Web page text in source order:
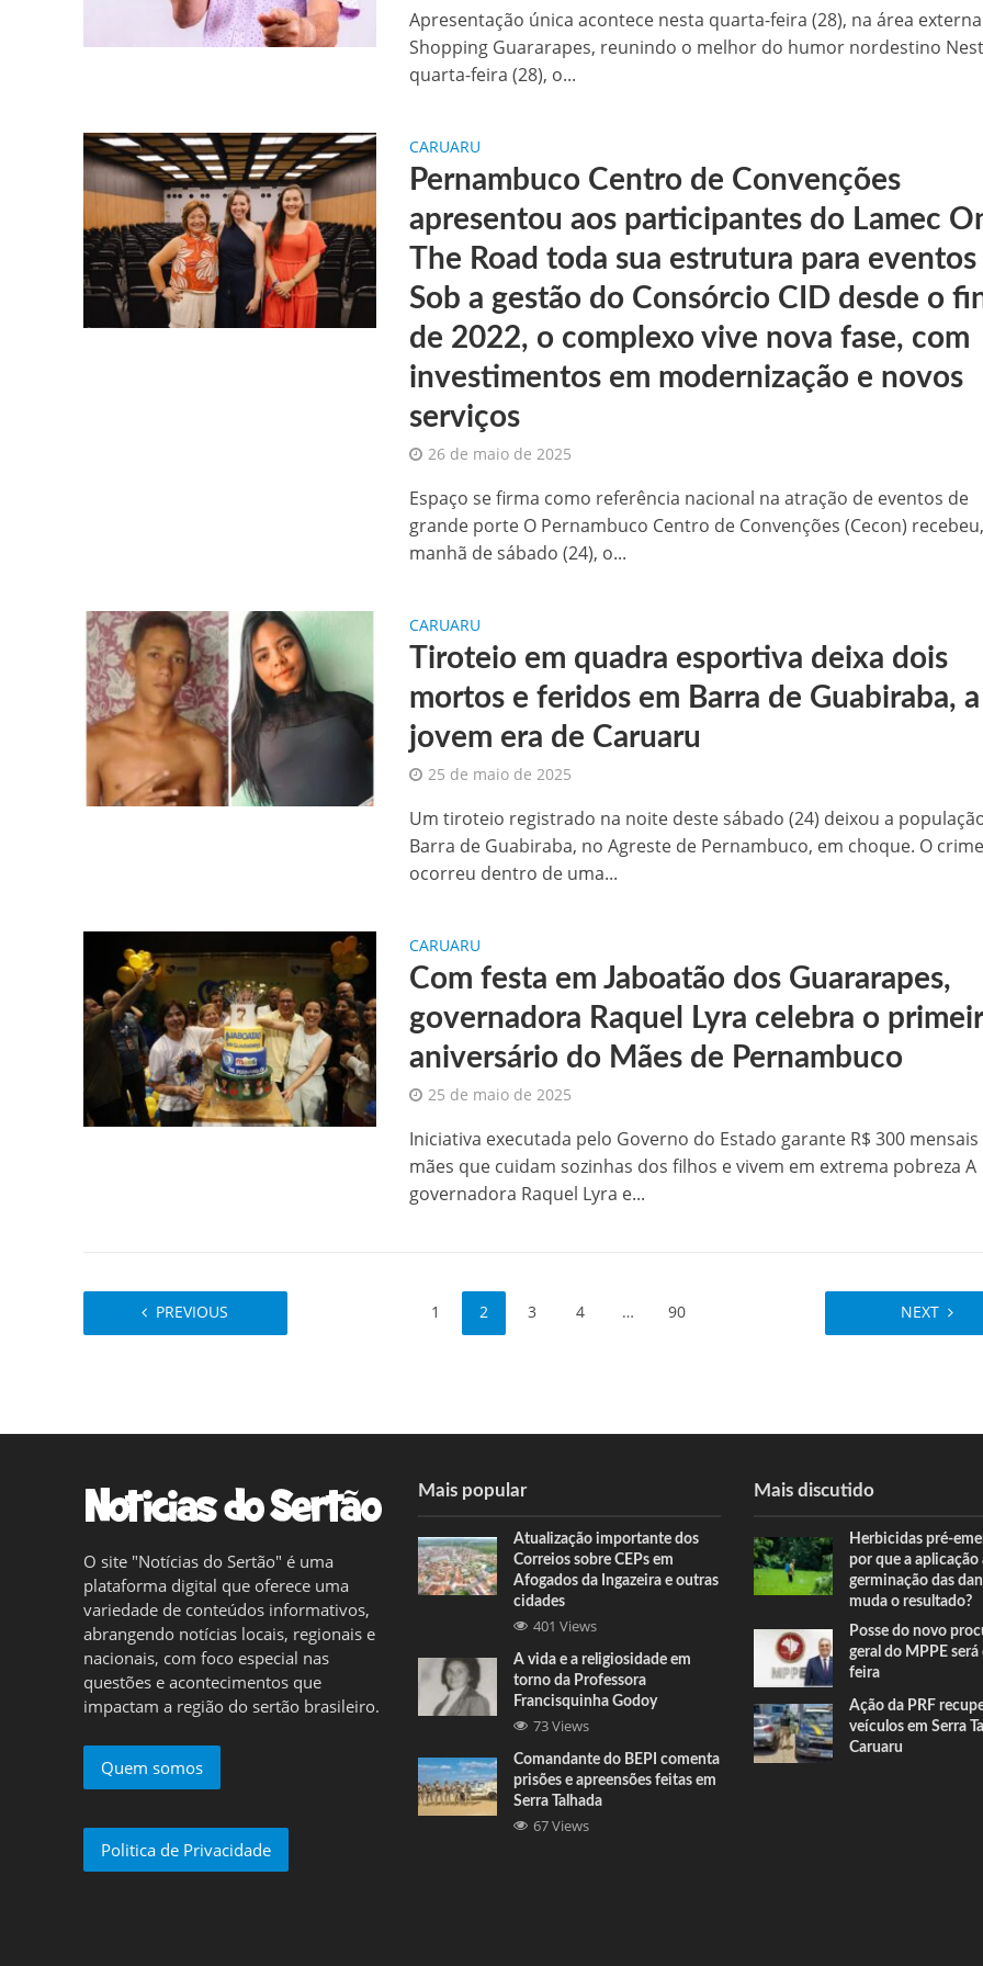
Apresentação única acontece nesta quarta-feira (28), na área
Shopping Guararapes, reunindo o melhor do humor nordestino
quarta-feira (28), o...
CARUARU
Pernambuco Centro de Convenções
apresentou aos participantes do Lamec
The Road toda sua estrutura para eventos
Sob a gestão do Consórcio CID desde o
de 2022, o complexo vive nova fase, com
investimentos em modernização e novos
serviços
26 de maio de 2025
Espaço se firma como referência nacional na atração de eventos de
grande porte O Pernambuco Centro de Convenções (Cecon)
manhã de sábado (24), o...
CARUARU
Tiroteio em quadra esportiva deixa dois
mortos e feridos em Barra de Guabiraba, a
jovem era de Caruaru
25 de maio de 2025
Um tiroteio registrado na noite deste sábado (24) deixou a
Barra de Guabiraba, no Agreste de Pernambuco, em choque. O crime
ocorreu dentro de uma...
CARUARU
Com festa em Jaboatão dos Guararapes,
governadora Raquel Lyra celebra o
aniversário do Mães de Pernambuco
25 de maio de 2025
Iniciativa executada pelo Governo do Estado garante R$ 300 mensais
mães que cuidam sozinhas dos filhos e vivem em extrema pobreza A
governadora Raquel Lyra e...
PREVIOUS 1 2 3 4 … 90 NEXT
O site "Notícias do Sertão" é uma
plataforma digital que oferece uma
variedade de conteúdos informativos,
abrangendo notícias locais, regionais e
nacionais, com foco especial nas
questões e acontecimentos que
impactam a região do sertão brasileiro.
Quem somos
Politica de Privacidade
Mais popular
Atualização importante dos
Correios sobre CEPs em
Afogados da Ingazeira e outras
cidades
401 Views
A vida e a religiosidade em
torno da Professora
Francisquinha Godoy
73 Views
Comandante do BEPI comenta
prisões e apreensões feitas em
Serra Talhada
67 Views
Mais discutido
Herbicidas pré-
por que a aplicação
germinação das
muda o resultado?
Posse do novo
geral do MPPE
feira
Ação da PRF
veículos em Serra
Caruaru